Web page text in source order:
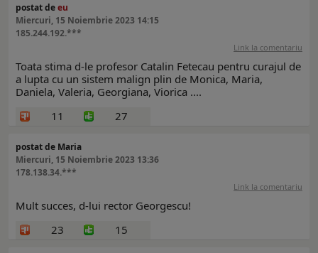
postat deeu
Miercuri, 15 Noiembrie 2023 14:15
185.244.192.***
Link la comentariu
Toata stima d-le profesor Catalin Fetecau pentru curajul de
a lupta cu un sistem malign plin de Monica, Maria,
Daniela, Valeria, Georgiana, Viorica ....
11
27
postat de Maria
Miercuri, 15 Noiembrie 2023 13:36
178.138.34.***
Link la comentariu
Mult succes, d-lui rector Georgescu!
23
15